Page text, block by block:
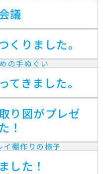
議
くりました。
てきました。
り図がプレゼ
！
した！